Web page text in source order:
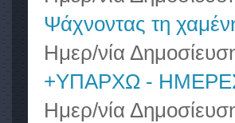
Ψάχνοντας τη
Ημερ/νία
+ΥΠΑΡΧΩ -
Ημερ/νία